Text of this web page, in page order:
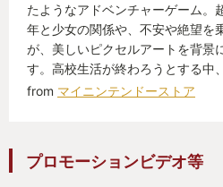
たようなアドベンチャーゲーム。
年と少女の関係や、不安や絶望を
が、美しいピクセルアートを背景
す。高校生活が終わろうとする中
from マイニンテンドーストア
プロモーションビデオ等